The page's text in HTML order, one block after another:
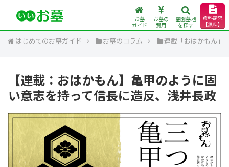
お墓
ガイド
お墓の
費用
霊園墓地
を探す
資料請求
【無料】
はじめてのお墓ガイド お墓のコラム 連載「おはかもん」
【連載：おはかもん】亀甲のように固
い意志を持って信長に造反、浅井長政